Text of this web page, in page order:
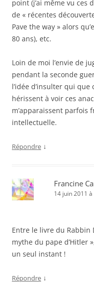
point (j’ai même vu ces
de « récentes
Pave the way » alors
80 ans), etc.
Loin de moi l’envie de
pendant la seconde
l’idée d’insulter qui
hérissent à voir ces
m’apparaissent parfois
intellectuelle.
Répondre ↓
Francine
14 juin 2011
Entre le livre du Rabbin
mythe du pape d’Hitler
un seul instant !
Répondre ↓